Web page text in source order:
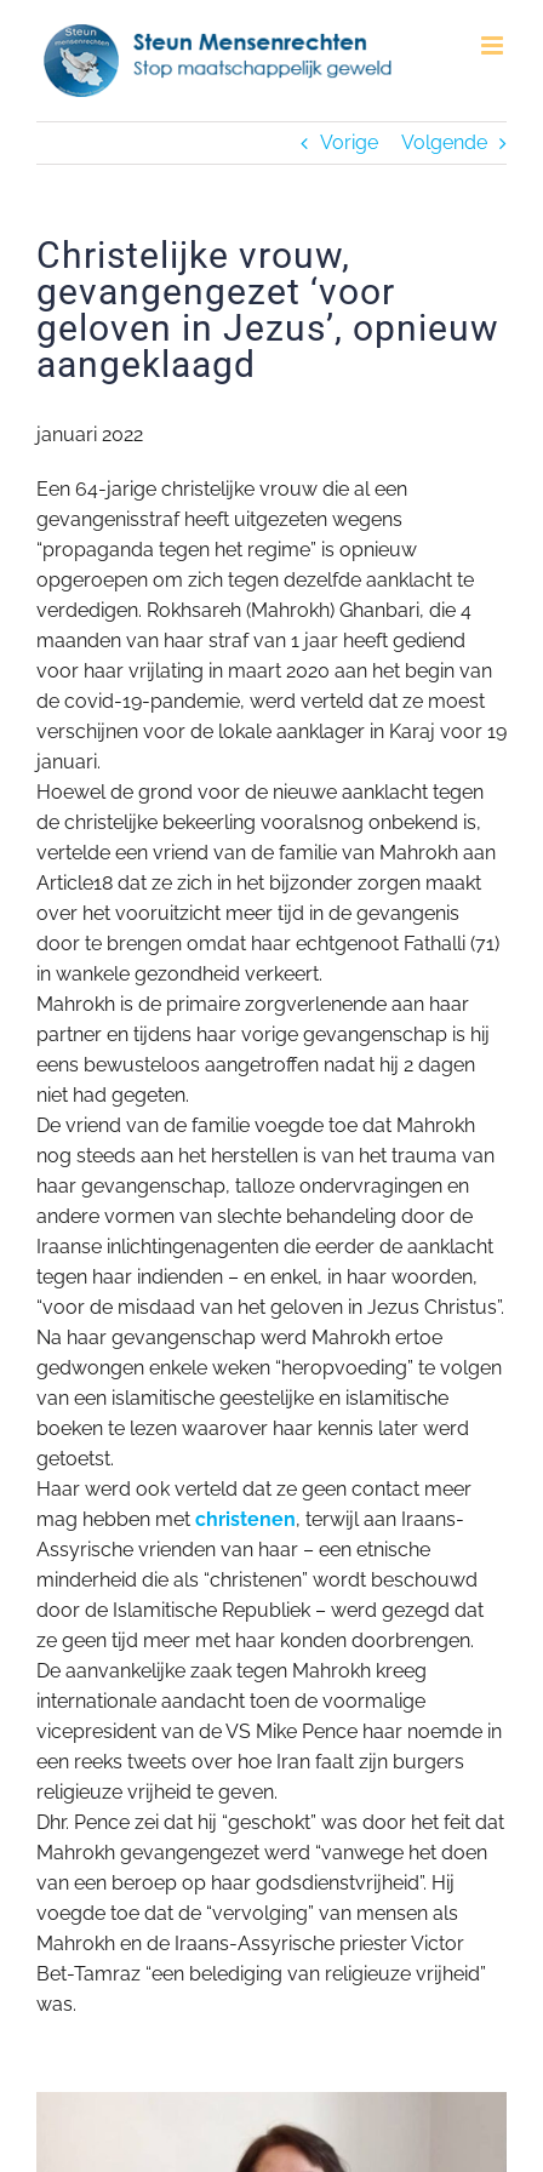
inhoud
Vorige Volgende
Christelijke vrouw,
gevangengezet ‘voor
geloven in Jezus’, opnieuw
aangeklaagd
januari 2022
Een 64-jarige christelijke vrouw die al een
gevangenisstraf heeft uitgezeten wegens
“propaganda tegen het regime” is opnieuw
opgeroepen om zich tegen dezelfde aanklacht te
verdedigen. Rokhsareh (Mahrokh) Ghanbari, die 4
maanden van haar straf van 1 jaar heeft gediend
voor haar vrijlating in maart 2020 aan het begin van
de covid-19-pandemie, werd verteld dat ze moest
verschijnen voor de lokale aanklager in Karaj voor 19
januari.
Hoewel de grond voor de nieuwe aanklacht tegen
de christelijke bekeerling vooralsnog onbekend is,
vertelde een vriend van de familie van Mahrokh aan
Article18 dat ze zich in het bijzonder zorgen maakt
over het vooruitzicht meer tijd in de gevangenis
door te brengen omdat haar echtgenoot Fathalli (71)
in wankele gezondheid verkeert.
Mahrokh is de primaire zorgverlenende aan haar
partner en tijdens haar vorige gevangenschap is hij
eens bewusteloos aangetroffen nadat hij 2 dagen
niet had gegeten.
De vriend van de familie voegde toe dat Mahrokh
nog steeds aan het herstellen is van het trauma van
haar gevangenschap, talloze ondervragingen en
andere vormen van slechte behandeling door de
Iraanse inlichtingenagenten die eerder de aanklacht
tegen haar indienden – en enkel, in haar woorden,
“voor de misdaad van het geloven in Jezus Christus”.
Na haar gevangenschap werd Mahrokh ertoe
gedwongen enkele weken “heropvoeding” te volgen
van een islamitische geestelijke en islamitische
boeken te lezen waarover haar kennis later werd
getoetst.
Haar werd ook verteld dat ze geen contact meer
mag hebben met christenen, terwijl aan Iraans-
Assyrische vrienden van haar – een etnische
minderheid die als “christenen” wordt beschouwd
door de Islamitische Republiek – werd gezegd dat
ze geen tijd meer met haar konden doorbrengen.
De aanvankelijke zaak tegen Mahrokh kreeg
internationale aandacht toen de voormalige
vicepresident van de VS Mike Pence haar noemde in
een reeks tweets over hoe Iran faalt zijn burgers
religieuze vrijheid te geven.
Dhr. Pence zei dat hij “geschokt” was door het feit dat
Mahrokh gevangengezet werd “vanwege het doen
van een beroep op haar godsdienstvrijheid”. Hij
voegde toe dat de “vervolging” van mensen als
Mahrokh en de Iraans-Assyrische priester Victor
Bet-Tamraz “een belediging van religieuze vrijheid”
was.